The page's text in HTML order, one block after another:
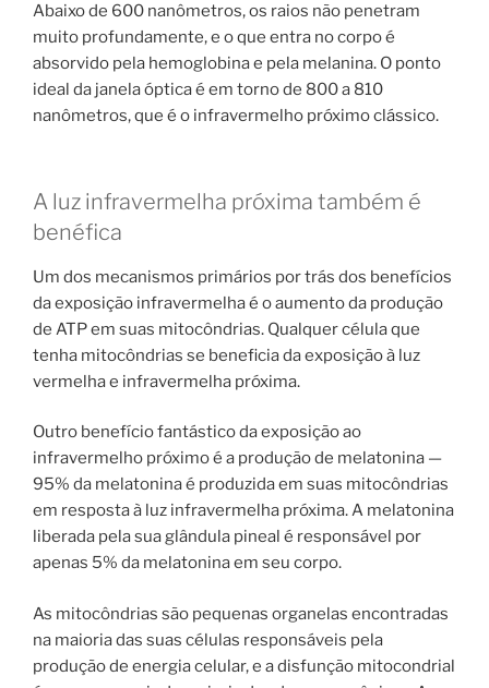
Abaixo de 600 nanômetros, os raios não penetram
muito profundamente, e o que entra no corpo é
absorvido pela hemoglobina e pela melanina. O ponto
ideal da janela óptica é em torno de 800 a 810
nanômetros, que é o infravermelho próximo clássico.
A luz infravermelha próxima também é
benéfica
Um dos mecanismos primários por trás dos benefícios
da exposição infravermelha é o aumento da produção
de ATP em suas mitocôndrias. Qualquer célula que
tenha mitocôndrias se beneficia da exposição à luz
vermelha e infravermelha próxima.
Outro benefício fantástico da exposição ao
infravermelho próximo é a produção de melatonina —
95% da melatonina é produzida em suas mitocôndrias
em resposta à luz infravermelha próxima. A melatonina
liberada pela sua glândula pineal é responsável por
apenas 5% da melatonina em seu corpo.
As mitocôndrias são pequenas organelas encontradas
na maioria das suas células responsáveis ​​pela
produção de energia celular, e a disfunção mitocondrial